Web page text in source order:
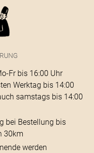
Fr bis 16:00 Uhr
Werktag bis 14:00
samstags bis 14:00
bei Bestellung bis
30km
werden